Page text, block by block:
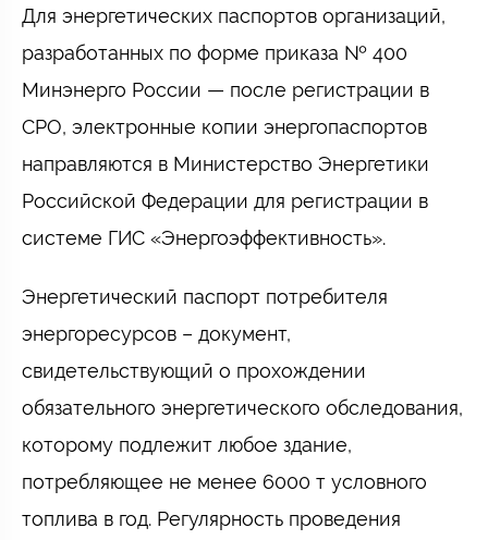
Для энергетических паспортов организаций,
разработанных по форме приказа № 400
Минэнерго России — после регистрации в
СРО, электронные копии энергопаспортов
направляются в Министерство Энергетики
Российской Федерации для регистрации в
системе ГИС «Энергоэффективность».
Энергетический паспорт потребителя
энергоресурсов – документ,
свидетельствующий о прохождении
обязательного энергетического обследования,
которому подлежит любое здание,
потребляющее не менее 6000 т условного
топлива в год. Регулярность проведения